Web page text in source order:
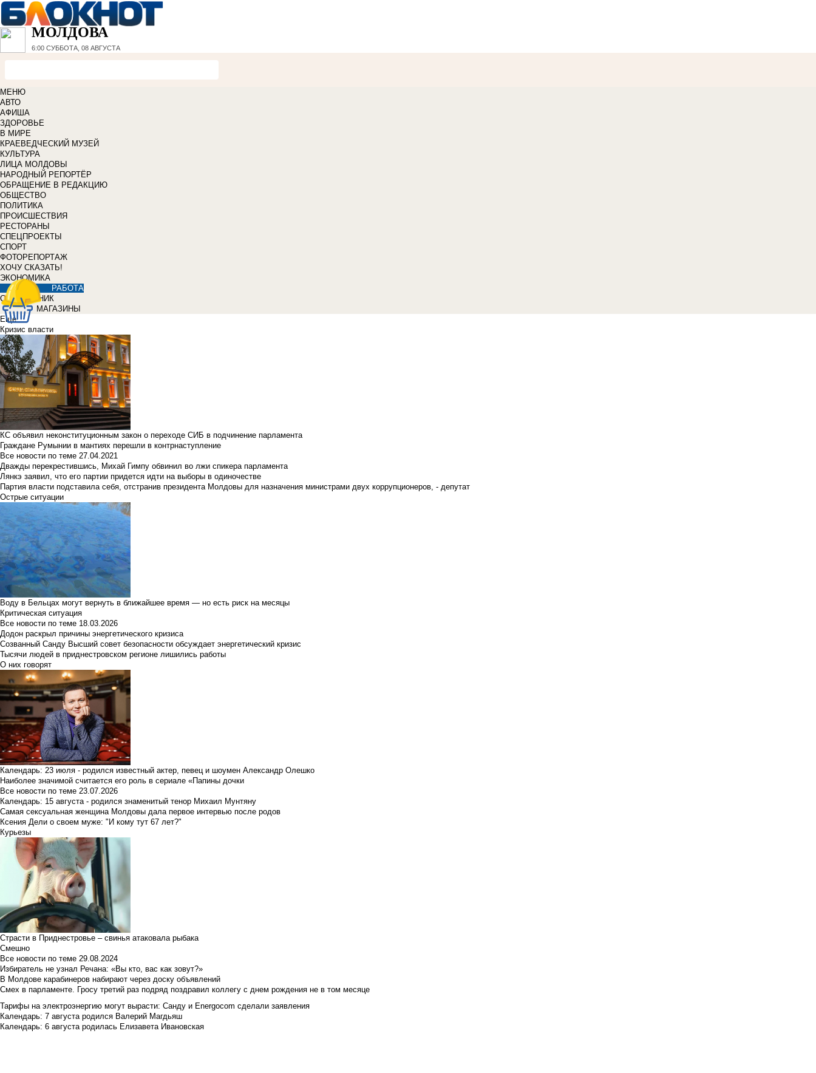
МОЛДОВА
6:00 СУББОТА, 08 АВГУСТА
МЕНЮ
АВТО
АФИША
ЗДОРОВЬЕ
В МИРЕ
КРАЕВЕДЧЕСКИЙ МУЗЕЙ
КУЛЬТУРА
ЛИЦА МОЛДОВЫ
НАРОДНЫЙ РЕПОРТЁР
ОБРАЩЕНИЕ В РЕДАКЦИЮ
ОБЩЕСТВО
ПОЛИТИКА
ПРОИСШЕСТВИЯ
РЕСТОРАНЫ
СПЕЦПРОЕКТЫ
СПОРТ
ФОТОРЕПОРТАЖ
ХОЧУ СКАЗАТЬ!
ЭКОНОМИКА
РАБОТА
СПРАВОЧНИК
МАГАЗИНЫ
Еще
Кризис власти
КС объявил неконституционным закон о переходе СИБ в подчинение парламента
Граждане Румынии в мантиях перешли в контрнаступление
Все новости по теме 27.04.2021
Дважды перекрестившись, Михай Гимпу обвинил во лжи спикера парламента
Лянкэ заявил, что его партии придется идти на выборы в одиночестве
Партия власти подставила себя, отстранив президента Молдовы для назначения министрами двух коррупционеров, - депутат
Острые ситуации
Воду в Бельцах могут вернуть в ближайшее время — но есть риск на месяцы
Критическая ситуация
Все новости по теме 18.03.2026
Додон раскрыл причины энергетического кризиса
Созванный Санду Высший совет безопасности обсуждает энергетический кризис
Тысячи людей в приднестровском регионе лишились работы
О них говорят
Календарь: 23 июля - родился известный актер, певец и шоумен Александр Олешко
Наиболее значимой считается его роль в сериале «Папины дочки
Все новости по теме 23.07.2026
Календарь: 15 августа - родился знаменитый тенор Михаил Мунтяну
Самая сексуальная женщина Молдовы дала первое интервью после родов
Ксения Дели о своем муже: "И кому тут 67 лет?"
Курьезы
Страсти в Приднестровье – свинья атаковала рыбака
Смешно
Все новости по теме 29.08.2024
Избиратель не узнал Речана: «Вы кто, вас как зовут?»
В Молдове карабинеров набирают через доску объявлений
Смех в парламенте. Гросу третий раз подряд поздравил коллегу с днем рождения не в том месяце
Тарифы на электроэнергию могут вырасти: Санду и Energocom сделали заявления
Календарь: 7 августа родился Валерий Магдьяш
Календарь: 6 августа родилась Елизавета Ивановская